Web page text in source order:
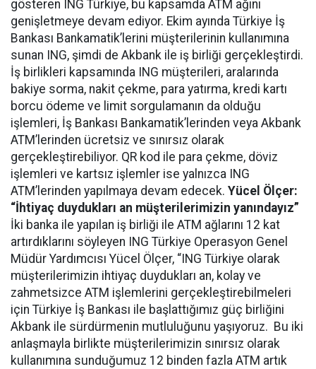
gösteren ING Türkiye, bu kapsamda ATM ağını
genişletmeye devam ediyor. Ekim ayında Türkiye İş
Bankası Bankamatik’lerini müşterilerinin kullanımına
sunan ING, şimdi de Akbank ile iş birliği gerçekleştirdi.
İş birlikleri kapsamında ING müşterileri, aralarında
bakiye sorma, nakit çekme, para yatırma, kredi kartı
borcu ödeme ve limit sorgulamanın da olduğu
işlemleri, İş Bankası Bankamatik’lerinden veya Akbank
ATM’lerinden ücretsiz ve sınırsız olarak
gerçekleştirebiliyor. QR kod ile para çekme, döviz
işlemleri ve kartsız işlemler ise yalnızca ING
ATM’lerinden yapılmaya devam edecek. Yücel Ölçer:
“İhtiyaç duydukları an müşterilerimizin yanındayız”
İki banka ile yapılan iş birliği ile ATM ağlarını 12 kat
artırdıklarını söyleyen ING Türkiye Operasyon Genel
Müdür Yardımcısı Yücel Ölçer, “ING Türkiye olarak
müşterilerimizin ihtiyaç duydukları an, kolay ve
zahmetsizce ATM işlemlerini gerçekleştirebilmeleri
için Türkiye İş Bankası ile başlattığımız güç birliğini
Akbank ile sürdürmenin mutluluğunu yaşıyoruz. Bu iki
anlaşmayla birlikte müşterilerimizin sınırsız olarak
kullanımına sunduğumuz 12 binden fazla ATM artık